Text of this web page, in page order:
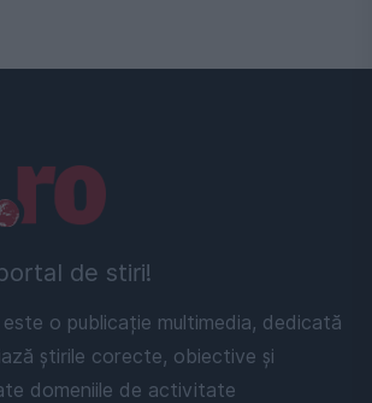
de stiri!
este o publicație multimedia, dedicată
știrile corecte, obiective și
domeniile de activitate